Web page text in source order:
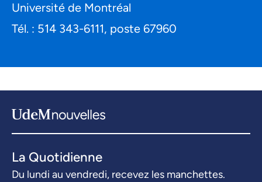
Université de Montréal
Tél. : 514 343-6111, poste 67960
La Quotidienne
Du lundi au vendredi, recevez les manchettes.